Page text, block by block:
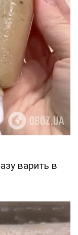
варить в